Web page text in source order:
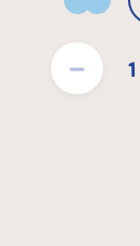
Arctic